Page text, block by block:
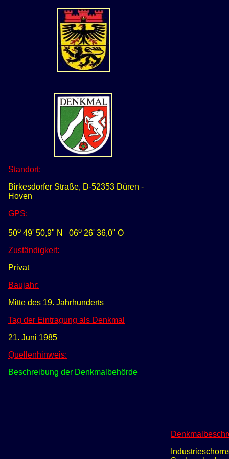
Standort:
Birkesdorfer Straße, D-52353 Düren -
Hoven
GPS:
50o 49' 50,9" N 06o 26' 36,0" O
Zuständigkeit:
Privat
Baujahr:
Mitte des 19. Jahrhunderts
Tag der Eintragung als Denkmal
21. Juni 1985
Quellenhinweis:
Beschreibung der Denkmalbehörde